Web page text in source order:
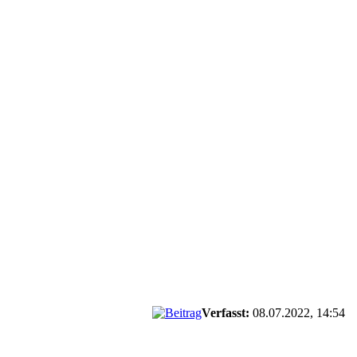
Verfasst: 08.07.2022, 14:54